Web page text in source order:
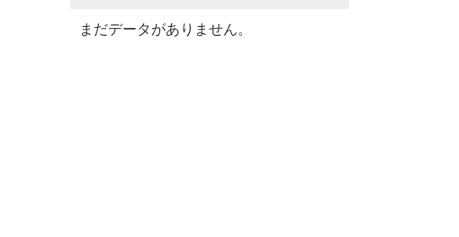
まだデータがありません。